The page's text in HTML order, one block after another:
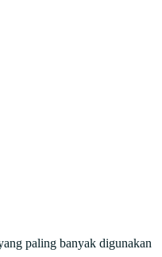
paling banyak digunakan